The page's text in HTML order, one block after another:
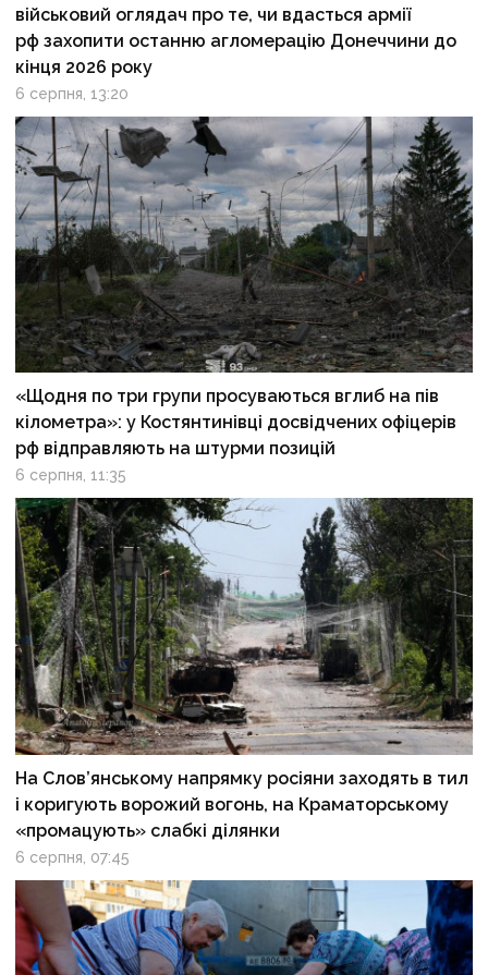
військовий оглядач про те, чи вдасться армії
рф захопити останню агломерацію Донеччини до
кінця 2026 року
6 серпня, 13:20
«Щодня по три групи просуваються вглиб на пів
кілометра»: у Костянтинівці досвідчених офіцерів
рф відправляють на штурми позицій
6 серпня, 11:35
На Слов’янському напрямку росіяни заходять в тил
і коригують ворожий вогонь, на Краматорському
«промацують» слабкі ділянки
6 серпня, 07:45